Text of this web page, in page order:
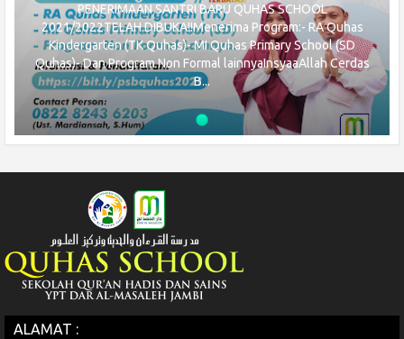
PENERIMAAN SANTRI BARU QUHAS SCHOOL
2021/2022TELAH DIBUKA!!Menerima Program:- RA Quhas
Kindergarten (TK Quhas)- MI Quhas Primary School (SD
Quhas)- Dan Program Non Formal lainnyaInsyaaAllah Cerdas
B...
ALAMAT :